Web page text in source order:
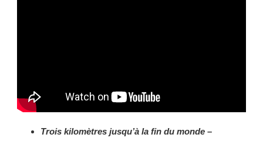
Trois kilomètres jusqu’à la fin du monde –